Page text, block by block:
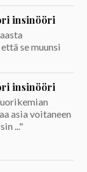
insinööri
se muunsi
insinööri
asia voitaneen
..."